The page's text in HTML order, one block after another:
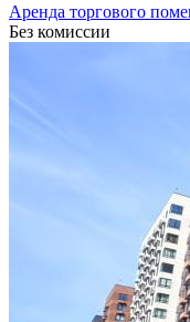
Аренда торгового
Без комиссии